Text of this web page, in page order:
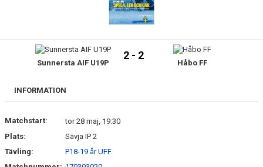
TRUPPEN
BILDGALLERI
KONTAKT
Sunnersta AIF U19P
2 - 2
Håbo FF
INFORMATION
Matchstart:
tor 28 maj, 19:30
Plats:
Sävja IP 2
Tävling:
P18-19 år UFF